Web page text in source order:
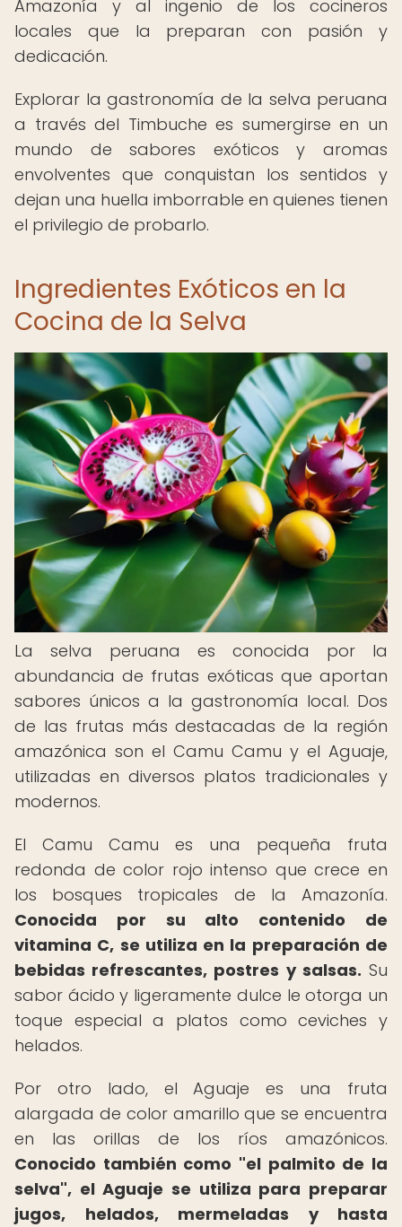
Amazonía y al ingenio de los cocineros
locales que la preparan con pasión y
dedicación.
Explorar la gastronomía de la selva peruana
a través del Timbuche es sumergirse en un
mundo de sabores exóticos y aromas
envolventes que conquistan los sentidos y
dejan una huella imborrable en quienes tienen
el privilegio de probarlo.
Ingredientes Exóticos en la
Cocina de la Selva
La selva peruana es conocida por la
abundancia de frutas exóticas que aportan
sabores únicos a la gastronomía local. Dos
de las frutas más destacadas de la región
amazónica son el Camu Camu y el Aguaje,
utilizadas en diversos platos tradicionales y
modernos.
El Camu Camu es una pequeña fruta
redonda de color rojo intenso que crece en
los bosques tropicales de la Amazonía.
Conocida por su alto contenido de
vitamina C, se utiliza en la preparación de
bebidas refrescantes, postres y salsas. Su
sabor ácido y ligeramente dulce le otorga un
toque especial a platos como ceviches y
helados.
Por otro lado, el Aguaje es una fruta
alargada de color amarillo que se encuentra
en las orillas de los ríos amazónicos.
Conocido también como "el palmito de la
selva", el Aguaje se utiliza para preparar
jugos, helados, mermeladas y hasta